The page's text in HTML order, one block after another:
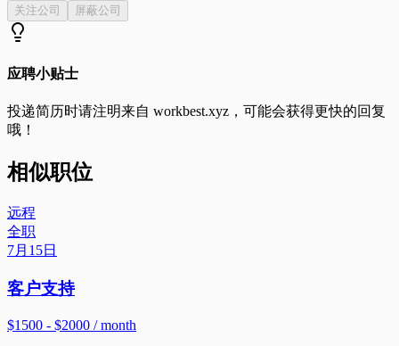
关注公司 屏蔽公司
应聘小贴士
投递简历时请注明来自 workbest.xyz ，可能会获得更快的回复
哦！
相似职位
远程
全职
7月15日
客户支持
$1500 - $2000 / month